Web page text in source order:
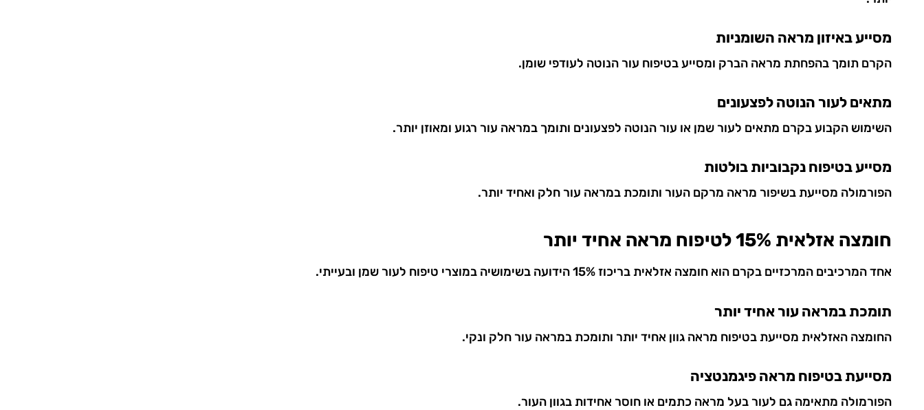
מסייע באיזון מראה השומניות
הקרם תומך בהפחתת מראה הברק ומסייע בטיפוח עור הנוטה לעודפי שומן.
מתאים לעור הנוטה לפצעונים
השימוש הקבוע בקרם מתאים לעור שמן או עור הנוטה לפצעונים ותומך במראה עור רגוע ומאוזן יותר.
מסייע בטיפוח נקבוביות בולטות
הפורמולה מסייעת בשיפור מראה מרקם העור ותומכת במראה עור חלק ואחיד יותר.
חומצה אזלאית 15% לטיפוח מראה אחיד יותר
אחד המרכיבים המרכזיים בקרם הוא חומצה אזלאית בריכוז 15% הידועה בשימושיה במוצרי טיפוח לעור שמן ובעייתי.
תומכת במראה עור אחיד יותר
החומצה האזלאית מסייעת בטיפוח מראה גוון אחיד יותר ותומכת במראה עור חלק ונקי.
מסייעת בטיפוח מראה פיגמנטציה
הפורמולה מתאימה גם לעור בעל מראה כתמים או חוסר אחידות בגוון העור.